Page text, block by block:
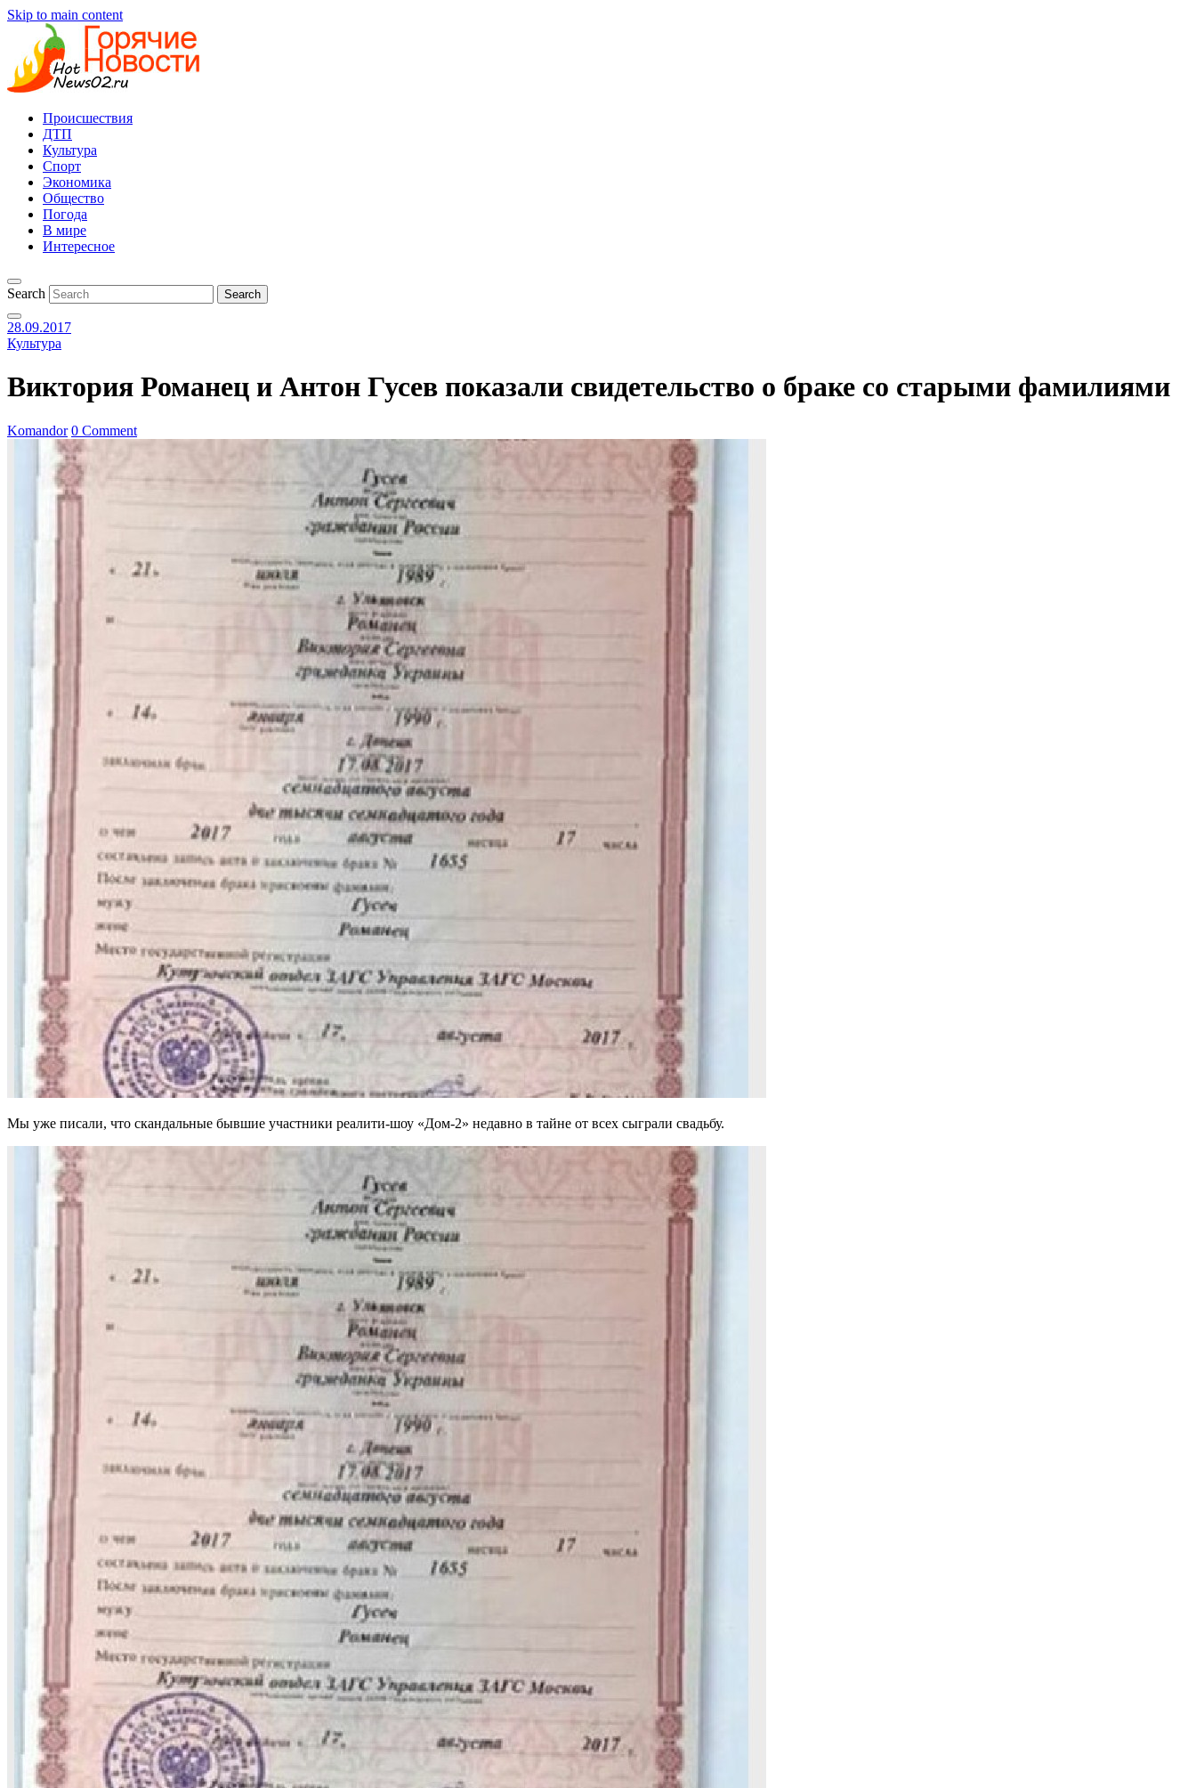
Skip to main content
Происшествия
ДТП
Культура
Спорт
Экономика
Общество
Погода
В мире
Интересное
Search
28.09.2017
Культура
Виктория Романец и Антон Гусев показали свидетельство о браке со старыми фамилиями
Komandor 0 Comment
Мы уже писали, что скандальные бывшие участники реалити-шоу «Дом-2» недавно в тайне от всех сыграли свадьбу.